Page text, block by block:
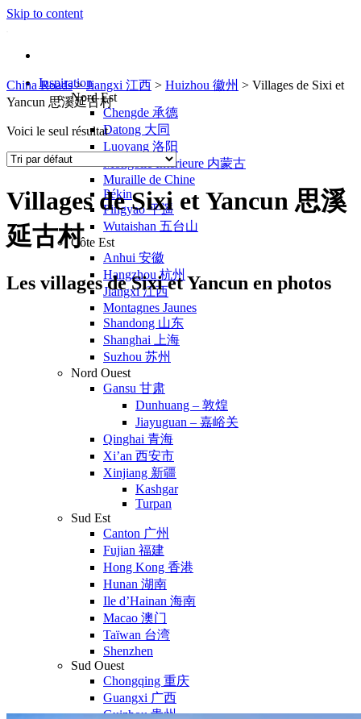
Skip to content
Inspiration
Nord Est
Chengde 承德
Datong 大同
Luoyang 洛阳
Mongolie Intérieure 内蒙古
Muraille de Chine
Pékin
Pingyao 平遥
Wutaishan 五台山
Côte Est
Anhui 安徽
Hangzhou 杭州
Jiangxi 江西
Montagnes Jaunes
Shandong 山东
Shanghai 上海
Suzhou 苏州
Nord Ouest
Gansu 甘肃
Dunhuang – 敦煌
Jiayuguan – 嘉峪关
Qinghai 青海
Xi’an 西安市
Xinjiang 新疆
Kashgar
Turpan
Sud Est
Canton 广州
Fujian 福建
Hong Kong 香港
Hunan 湖南
Ile d’Hainan 海南
Macao 澳门
Taïwan 台湾
Shenzhen
Sud Ouest
Chongqing 重庆
Guangxi 广西
Guizhou 贵州
China Roads > Jiangxi 江西 > Huizhou 徽州 > Villages de Sixi et
Yancun 思溪延古村
Voici le seul résultat
Villages de Sixi et Yancun 思溪
延古村
Les villages de Sixi et Yancun en photos